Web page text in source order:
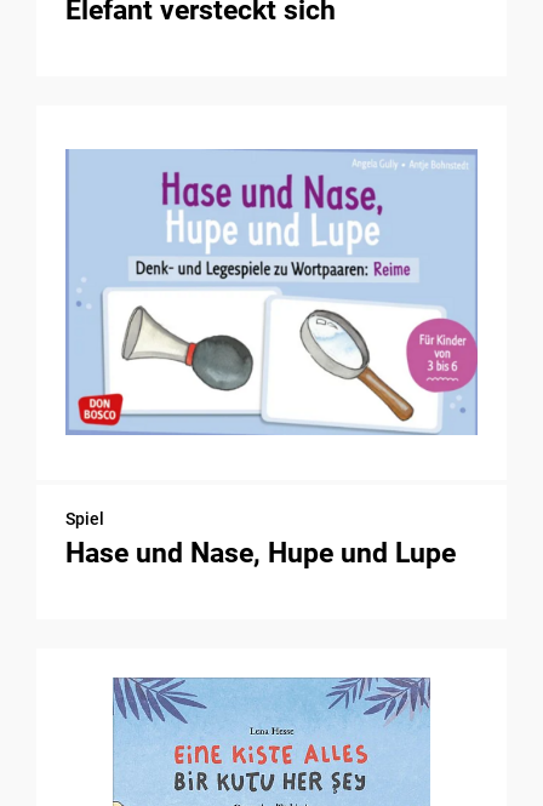
Elefant versteckt sich
Spiel
Hase und Nase, Hupe und Lupe